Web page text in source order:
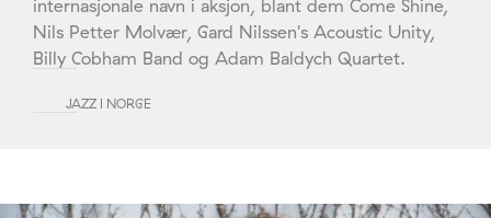
internasjonale navn i aksjon, blant dem Come Shine,
Nils Petter Molvær, Gard Nilssen's Acoustic Unity,
Billy Cobham Band og Adam Baldych Quartet.
JAZZ I NORGE